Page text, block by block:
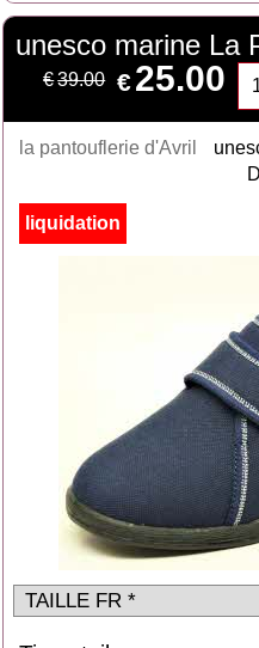
unesco marine La
€39.00 €25.00
la pantouflerie d'Avril
liquidation